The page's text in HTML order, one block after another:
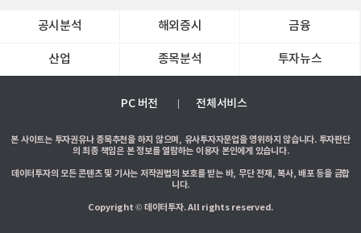
공시분석 해외증시 금융
산업 종목분석 투자뉴스
PC 버전 전체서비스
본 사이트는 투자권유나 종목추천을 하지 않으며, 유사투자자문업을 영위하지 않습니다. 투자판단
의 최종 책임은 본 정보를 열람하는 이용자 본인에게 있습니다.
데이터투자의 모든 콘텐츠 및 기사는 저작권법의 보호를 받는 바, 무단 전재, 복사, 배포 등을 금합
니다.
Copyright © 데이터투자. All rights reserved.